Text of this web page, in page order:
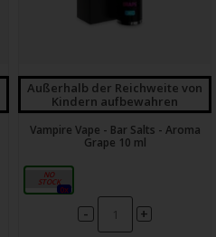
Außerhalb der Reichweite von
Kindern aufbewahren
Vampire Vape - Bar Salts - Aroma
Grape 10 ml
10ml
0x
- +